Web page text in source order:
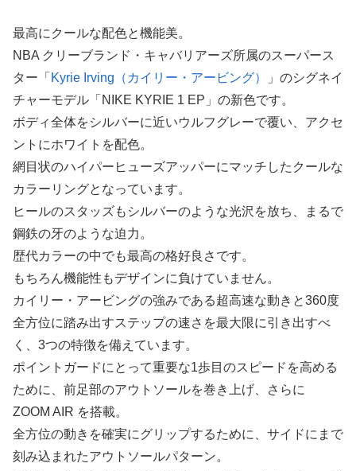
最高にクールな配色と機能美。
NBA クリーブランド・キャバリアーズ所属のスーパース
ター「 Kyrie Irving（カイリー・アービング）
」のシグネイ
チャーモデル「NIKE KYRIE 1 EP」の新色です。
ボディ全体をシルバーに近いウルフグレーで覆い、アクセ
ントにホワイトを配色。
網目状のハイパーヒューズアッパーにマッチしたクールな
カラーリングとなっています。
ヒールのスタッズもシルバーのような光沢を放ち、まるで
鋼鉄の牙のような迫力。
歴代カラーの中でも最高の格好良さです。
もちろん機能性もデザインに負けていません。
カイリー・アービングの強みである超高速な動きと360度
全方位に踏み出すステップの速さを最大限に引き出すべ
く、3つの特徴を備えています。
ポイントガードにとって重要な1歩目のスピードを高める
ために、前足部のアウトソールを巻き上げ、さらに
ZOOM AIR を搭載。
全方位の動きを確実にグリップするために、サイドにまで
刻み込まれたアウトソールパターン。